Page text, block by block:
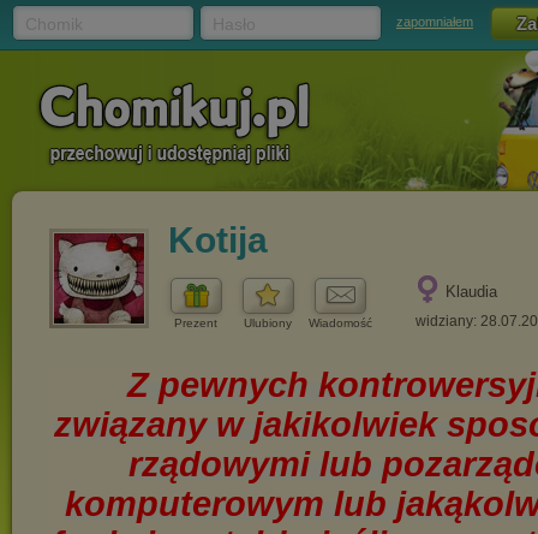
zapomniałem
Kotija
Prezent Ulubiony Wiadomość
Klaudia
widziany: